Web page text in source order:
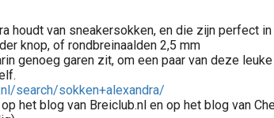
houdt van sneakersokken, en die zijn perfect
knop, of rondbreinaalden 2,5 mm
genoeg garen zit, om een paar van deze
search/sokken+alexandra/
het blog van Breiclub.nl en op het blog van